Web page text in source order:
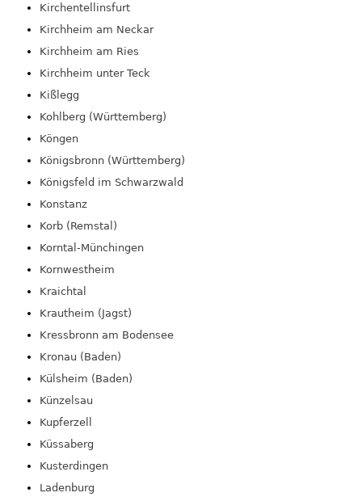
Kirchentellinsfurt
Kirchheim am Neckar
Kirchheim am Ries
Kirchheim unter Teck
Kißlegg
Kohlberg (Württemberg)
Köngen
Königsbronn (Württemberg)
Königsfeld im Schwarzwald
Konstanz
Korb (Remstal)
Korntal-Münchingen
Kornwestheim
Kraichtal
Krautheim (Jagst)
Kressbronn am Bodensee
Kronau (Baden)
Külsheim (Baden)
Künzelsau
Kupferzell
Küssaberg
Kusterdingen
Ladenburg